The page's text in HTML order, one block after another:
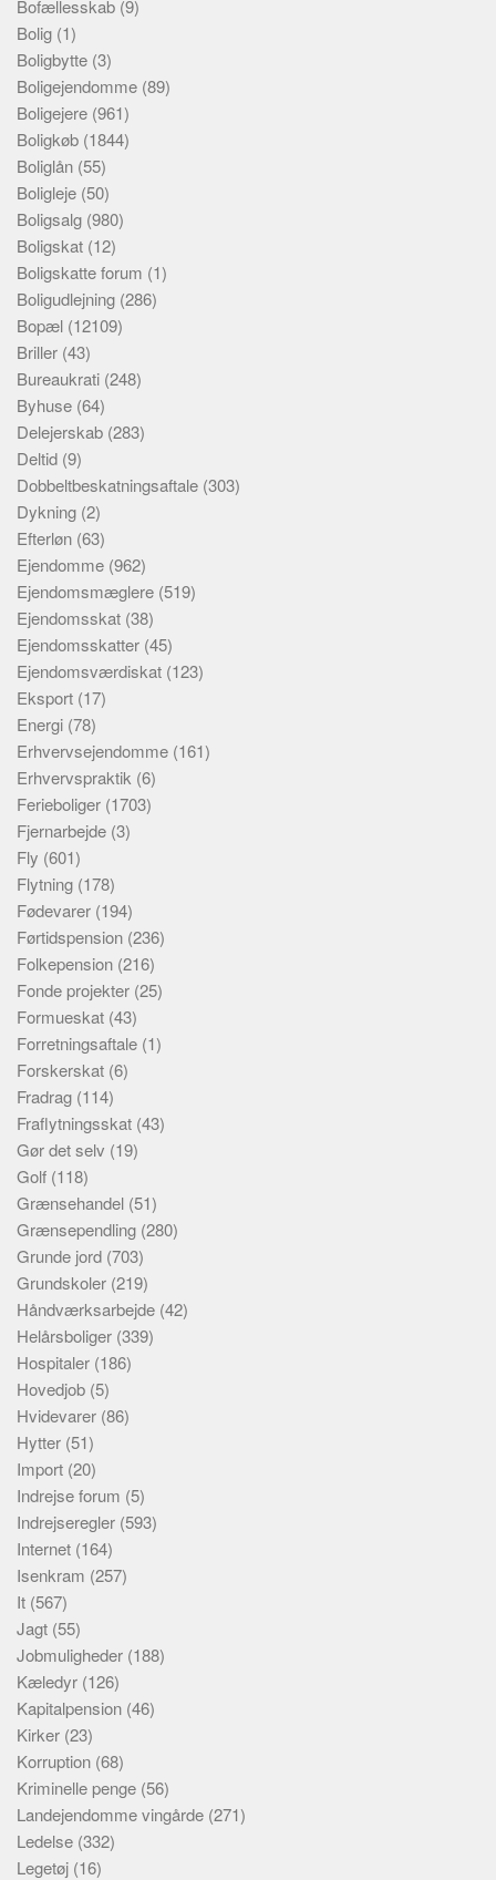
Bofællesskab (9)
Bolig (1)
Boligbytte (3)
Boligejendomme (89)
Boligejere (961)
Boligkøb (1844)
Boliglån (55)
Boligleje (50)
Boligsalg (980)
Boligskat (12)
Boligskatte forum (1)
Boligudlejning (286)
Bopæl (12109)
Briller (43)
Bureaukrati (248)
Byhuse (64)
Delejerskab (283)
Deltid (9)
Dobbeltbeskatningsaftale (303)
Dykning (2)
Efterløn (63)
Ejendomme (962)
Ejendomsmæglere (519)
Ejendomsskat (38)
Ejendomsskatter (45)
Ejendomsværdiskat (123)
Eksport (17)
Energi (78)
Erhvervsejendomme (161)
Erhvervspraktik (6)
Ferieboliger (1703)
Fjernarbejde (3)
Fly (601)
Flytning (178)
Fødevarer (194)
Førtidspension (236)
Folkepension (216)
Fonde projekter (25)
Formueskat (43)
Forretningsaftale (1)
Forskerskat (6)
Fradrag (114)
Fraflytningsskat (43)
Gør det selv (19)
Golf (118)
Grænsehandel (51)
Grænsependling (280)
Grunde jord (703)
Grundskoler (219)
Håndværksarbejde (42)
Helårsboliger (339)
Hospitaler (186)
Hovedjob (5)
Hvidevarer (86)
Hytter (51)
Import (20)
Indrejse forum (5)
Indrejseregler (593)
Internet (164)
Isenkram (257)
It (567)
Jagt (55)
Jobmuligheder (188)
Kæledyr (126)
Kapitalpension (46)
Kirker (23)
Korruption (68)
Kriminelle penge (56)
Landejendomme vingårde (271)
Ledelse (332)
Legetøj (16)